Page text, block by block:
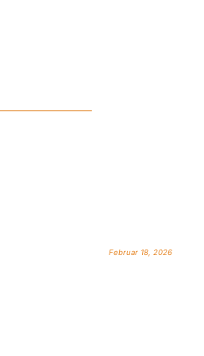
Februar 18, 2026